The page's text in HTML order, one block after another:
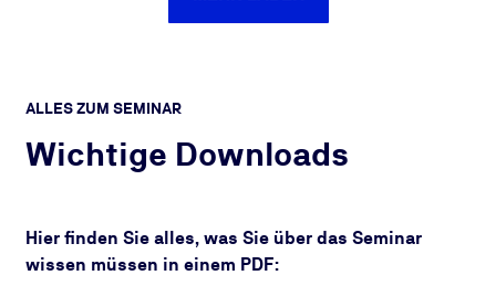
ALLES ZUM SEMINAR
Wichtige Downloads
Hier finden Sie alles, was Sie über das Seminar
wissen müssen in einem PDF: